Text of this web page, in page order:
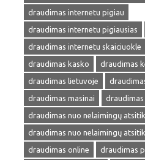
draudimas internetu pigiau
draudimas internetu pigiausias
draudimas internetu skaiciuokle
draudimas kasko
draudimas
draudimas lietuvoje
draudimas masinai
draudimas
draudimas nuo nelaimingų
draudimas nuo nelaimingų
draudimas online
draudimas